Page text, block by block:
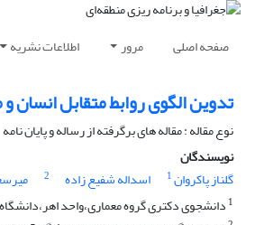
صفحه اصلی مرور اطلاعات نشریه
تدوین الگوی روابط متقابل انسان
نوع مقاله : مقاله های برگرفته از رساله و پایان نامه
نویسندگان
گلناز پاکروان1 اسداله شفیع زاده 2
1 دانشجوی دکتری گروه معماری،واحد اهر،دانشگاه